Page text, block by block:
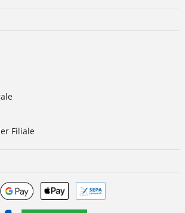
Filiale